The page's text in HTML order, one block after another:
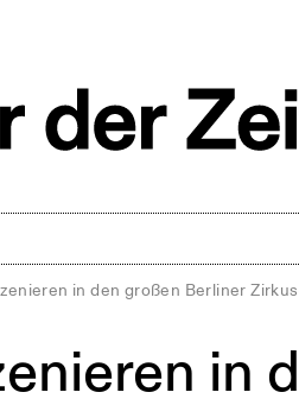
in den großen Berliner
in